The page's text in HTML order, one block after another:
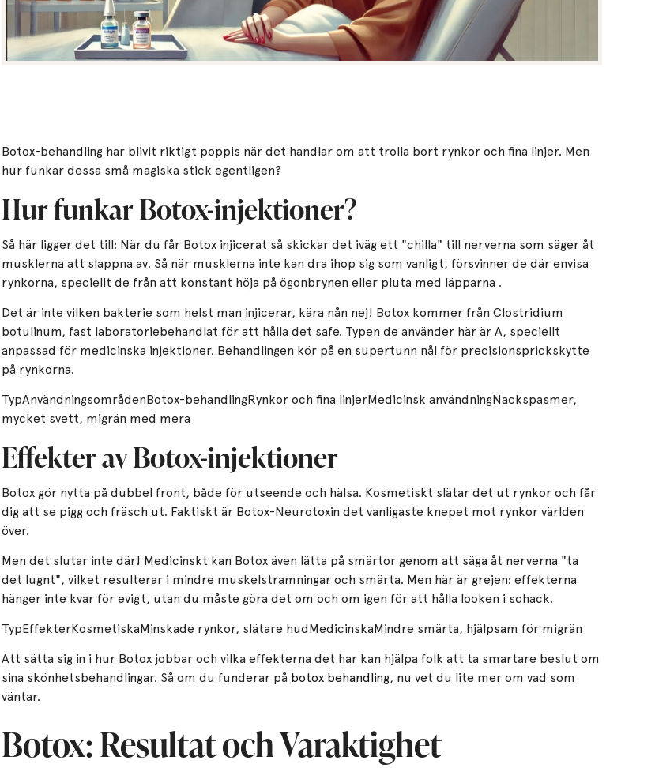
Botox-behandling har blivit riktigt poppis när det handlar om att trolla bort rynkor och fina linjer. Men
hur funkar dessa små magiska stick egentligen?
Hur funkar Botox-injektioner?
Så här ligger det till: När du får Botox injicerat så skickar det iväg ett "chilla" till nerverna som säger åt
musklerna att slappna av. Så när musklerna inte kan dra ihop sig som vanligt, försvinner de där envisa
rynkorna, speciellt de från att konstant höja på ögonbrynen eller pluta med läpparna .
Det är inte vilken bakterie som helst man injicerar, kära nån nej! Botox kommer från Clostridium
botulinum, fast laboratoriebehandlat för att hålla det safe. Typen de använder här är A, speciellt
anpassad för medicinska injektioner. Behandlingen kör på en supertunn nål för precisionsprickskytte
på rynkorna.
TypAnvändningsområdenBotox-behandlingRynkor och fina linjerMedicinsk användningNackspasmer,
mycket svett, migrän med mera
Effekter av Botox-injektioner
Botox gör nytta på dubbel front, både för utseende och hälsa. Kosmetiskt slätar det ut rynkor och får
dig att se pigg och fräsch ut. Faktiskt är Botox-Neurotoxin det vanligaste knepet mot rynkor världen
över.
Men det slutar inte där! Medicinskt kan Botox även lätta på smärtor genom att säga åt nerverna "ta
det lugnt", vilket resulterar i mindre muskelstramningar och smärta. Men här är grejen: effekterna
hänger inte kvar för evigt, utan du måste göra det om och om igen för att hålla looken i schack.
TypEffekterKosmetiskaMinskade rynkor, slätare hudMedicinskaMindre smärta, hjälpsam för migrän
Att sätta sig in i hur Botox jobbar och vilka effekterna det har kan hjälpa folk att ta smartare beslut om
sina skönhetsbehandlingar. Så om du funderar på botox behandling, nu vet du lite mer om vad som
väntar.
Botox: Resultat och Varaktighet